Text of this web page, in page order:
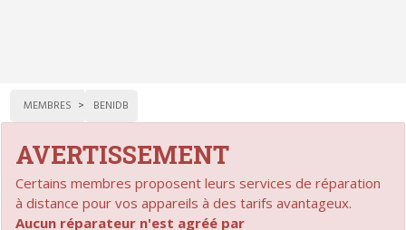
MEMBRES BENIDB
AVERTISSEMENT
Certains membres proposent leurs services de réparation
à distance pour vos appareils à des tarifs avantageux.
Aucun réparateur n'est agréé par